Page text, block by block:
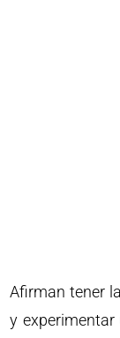
Afirman tener
y